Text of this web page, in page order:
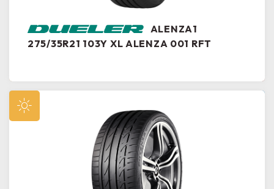
ALENZA1
275/35R21 103Y XL ALENZA 001 RFT